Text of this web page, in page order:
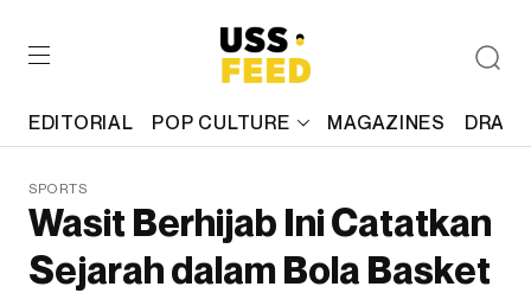
EDITORIAL POP CULTURE MAGAZINES
SPORTS
Wasit Berhijab Ini Catatkan
Sejarah dalam Bola Basket